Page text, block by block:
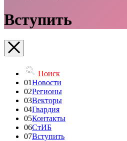
Вступить
Поиск
01Новости
02Регионы
03Векторы
04Гвардия
05Контакты
06СтИБ
07Вступить